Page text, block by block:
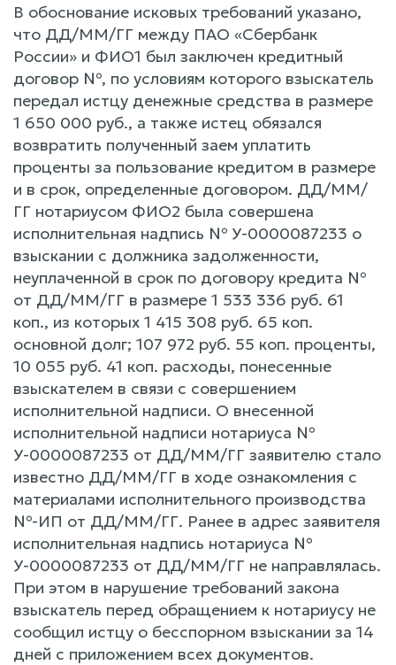
В обоснование исковых требований указано,
что ДД/ММ/ГГ между ПАО «Сбербанк
России» и ФИО1 был заключен кредитный
договор №, по условиям которого взыскатель
передал истцу денежные средства в размере
1 650 000 руб., а также истец обязался
возвратить полученный заем уплатить
проценты за пользование кредитом в размере
и в срок, определенные договором. ДД/ММ/
ГГ нотариусом ФИО2 была совершена
исполнительная надпись № У-0000087233 о
взыскании с должника задолженности,
неуплаченной в срок по договору кредита №
от ДД/ММ/ГГ в размере 1 533 336 руб. 61
коп., из которых 1 415 308 руб. 65 коп.
основной долг; 107 972 руб. 55 коп. проценты,
10 055 руб. 41 коп. расходы, понесенные
взыскателем в связи с совершением
исполнительной надписи. О внесенной
исполнительной надписи нотариуса №
У-0000087233 от ДД/ММ/ГГ заявителю стало
известно ДД/ММ/ГГ в ходе ознакомления с
материалами исполнительного производства
№-ИП от ДД/ММ/ГГ. Ранее в адрес заявителя
исполнительная надпись нотариуса №
У-0000087233 от ДД/ММ/ГГ не направлялась.
При этом в нарушение требований закона
взыскатель перед обращением к нотариусу не
сообщил истцу о бесспорном взыскании за 14
дней с приложением всех документов.